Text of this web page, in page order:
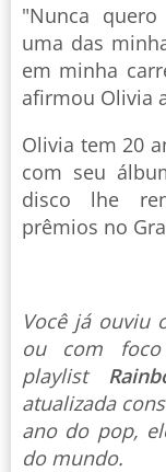
"Nunca
uma das
em minha
afirmou Olivia
Olivia tem 20
com seu
disco lhe
prêmios no
Você já ouviu
ou com foco
playlist
atualizada
ano do pop,
do mundo.